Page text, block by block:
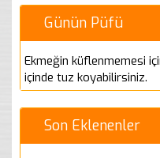
Günün Püfü
Ekmeğin küflenmemesi
içinde tuz koyabilirsiniz.
Son Eklenenler